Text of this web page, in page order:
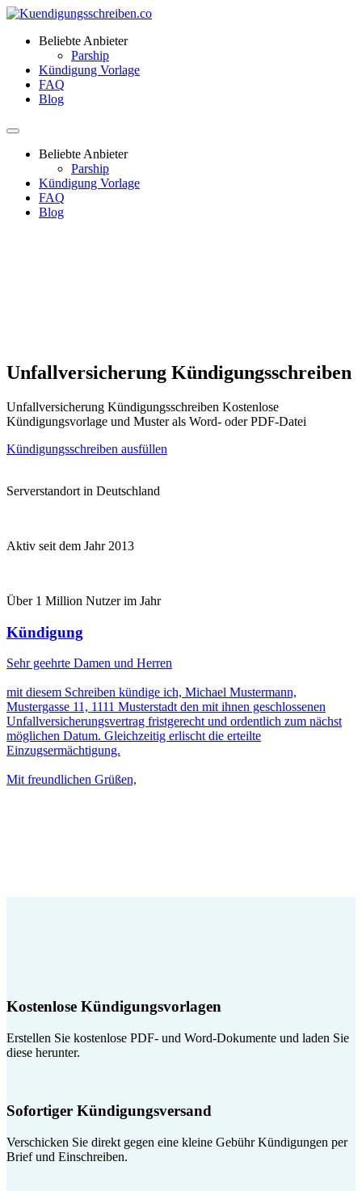
Beliebte Anbieter
Parship
Kündigung Vorlage
FAQ
Blog
Beliebte Anbieter
Parship
Kündigung Vorlage
FAQ
Blog
Unfallversicherung Kündigungsschreiben
Unfallversicherung Kündigungsschreiben Kostenlose
Kündigungsvorlage und Muster als Word- oder PDF-Datei
Kündigungsschreiben ausfüllen
Serverstandort in Deutschland
Aktiv seit dem Jahr 2013
Über 1 Million Nutzer im Jahr
Kündigung
Sehr geehrte Damen und Herren
mit diesem Schreiben kündige ich, Michael Mustermann,
Mustergasse 11, 1111 Musterstadt den mit ihnen geschlossenen
Unfallversicherungsvertrag fristgerecht und ordentlich zum nächst
möglichen Datum. Gleichzeitig erlischt die erteilte
Einzugsermächtigung.
Mit freundlichen Grüßen,
Kostenlose Kündigungsvorlagen
Erstellen Sie kostenlose PDF- und Word-Dokumente und laden Sie
diese herunter.
Sofortiger Kündigungsversand
Verschicken Sie direkt gegen eine kleine Gebühr Kündigungen per
Brief und Einschreiben.